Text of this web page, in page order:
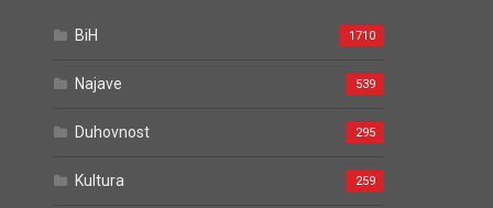
BiH 1710
Najave 539
Duhovnost 295
Kultura 259